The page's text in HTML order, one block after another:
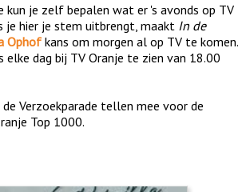
kun je zelf bepalen wat er 's avonds op TV
je hier je stem uitbrengt, maakt In de
Ophofkans om morgen al op TV te komen.
elke dag bij TV Oranje te zien van 18.00
Verzoekparade tellen mee voor de
Top 1000.